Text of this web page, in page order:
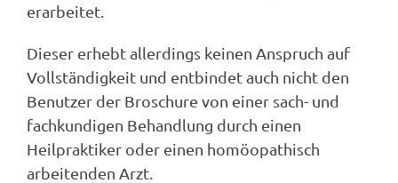
erarbeitet.
Dieser erhebt allerdings keinen Anspruch auf
Vollständigkeit und entbindet auch nicht den
Benutzer der Broschure von einer sach- und
fachkundigen Behandlung durch einen
Heilpraktiker oder einen homöopathisch
arbeitenden Arzt.